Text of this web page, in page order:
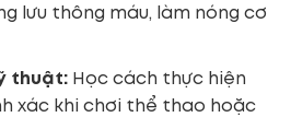
lưu thông máu, làm nóng cơ
thuật:Học cách thực hiện
xác khi chơi thể thao hoặc